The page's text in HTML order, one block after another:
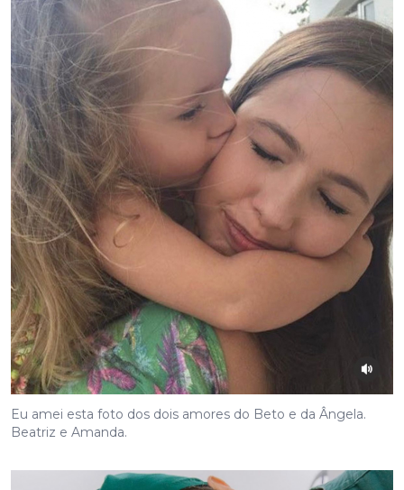
Eu amei esta foto dos dois amores do Beto e da Ângela.
Beatriz e Amanda.